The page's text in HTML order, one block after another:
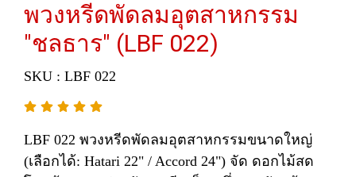
พวงหรีดพัดลมอุตสาหกรรม
"ชลธาร" (LBF 022)
SKU : LBF 022
LBF 022 พวงหรีดพัดลมอุตสาหกรรมขนาดใหญ่
(เลือกได้: Hatari 22" / Accord 24") จัด ดอกไม้สด